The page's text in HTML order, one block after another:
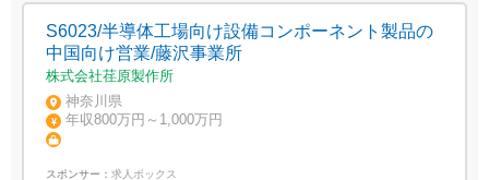
S6023/半導体工場向け設備コンポーネント製品の
中国向け営業/藤沢事業所
株式会社荏原製作所
神奈川県
年収800万円～1,000万円
スポンサー： 求人ボックス